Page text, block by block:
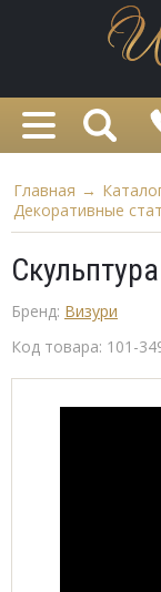
Главная →
Декоративные
Бренд: Визури
Код товара: 101-